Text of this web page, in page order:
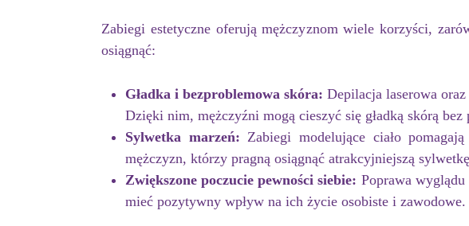
Zabiegi estetyczne oferują mężczyznom wiele korzyści,
osiągnąć:
Gładka i bezproblemowa skóra: Depilacja laserowa oraz
Dzięki nim, mężczyźni mogą cieszyć się gładką skórą
Sylwetka marzeń: Zabiegi modelujące ciało
mężczyzn, którzy pragną osiągnąć atrakcyjniejszą
Zwiększone poczucie pewności siebie: Poprawa wyglądu
mieć pozytywny wpływ na ich życie osobiste i zawodowe.